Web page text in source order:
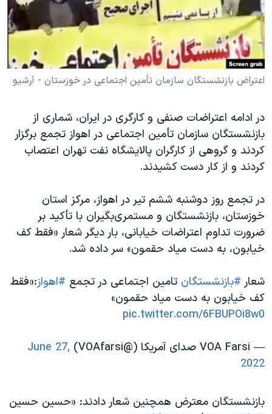
فرهنگ و زندگی
حقوق شهروندی
اقتصادی
علم و فناوری
گالری عکس
آرشیو پخش زنده
مستندها
انتخابات ریاست جمهوری آمریکا ۲۰۲۴
حمله جمهوری اسلامی به اسرائیل
رمز مهسا
اعتراضات زن، زندگی، آزادی
مجموعه مستندهای دادخواهی
تریبونال مردمی آبان ۹۸
چهل سال گروگان‌گیری
قانون شفافیت دارائی کادر رهبری ایران
اعتراضات مردمی آبان ۹۸
اسرائیل در جنگ
نرگس محمدی برنده جایزه نوبل صلح
همایش محافظه‌کاران آمریکا «سی‌پک»
سفر پرزیدنت ترامپ به چین
دنبال کنید
اعتراض بازنشستگان سازمان تأمین اجتماعی در خوزستان - آرشیو
در ادامه اعتراضات صنفی و کارگری در ایران، شماری از
بازنشستگان سازمان تأمین اجتماعی در اهواز تجمع برگزار
کردند و گروهی از کارگران پالایشگاه نفت تهران اعتصاب
کردند و از کار دست کشیدند.
در تجمع روز دوشنبه ششم تیر در اهواز، مرکز استان
خوزستان، بازنشستگان و مستمری‌بگیران با تأکید بر
ضرورت تداوم اعتراضات خیابانی، بار دیگر شعار «فقط کف
خیابون، به دست میاد حقمون» سر داده شد.
شعار #بازنشستگان تامین اجتماعی در تجمع #اهواز:«فقط
کف خیابون به دست میاد حقمون»
pic.twitter.com/6FBUPOi8w0
— VOA Farsi صدای آمریکا (@VOAfarsi)
June 27,
2022
بازنشستگان معترض همچنین شعار دادند: «حسین حسین